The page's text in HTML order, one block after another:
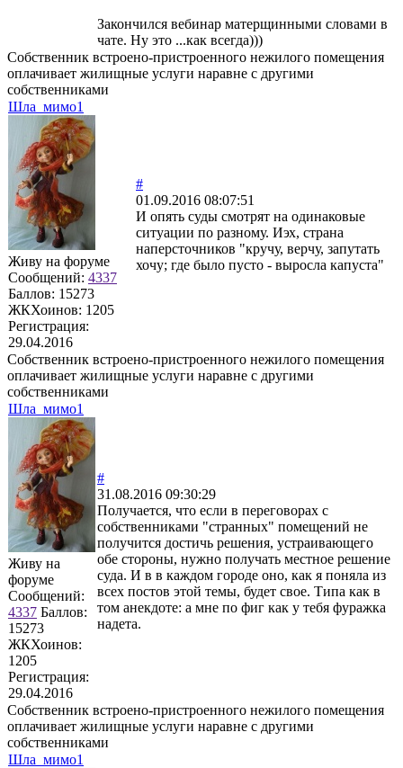
Закончился вебинар матерщинными словами в
чате. Ну это ...как всегда)))
Собственник встроено-пристроенного нежилого помещения
оплачивает жилищные услуги наравне с другими
собственниками
Шла_мимо1
Живу на форуме
Сообщений: 4337
Баллов: 15273
ЖКХоинов: 1205
Регистрация:
29.04.2016
#
01.09.2016 08:07:51
И опять суды смотрят на одинаковые
ситуации по разному. Иэх, страна
наперсточников "кручу, верчу, запутать
хочу; где было пусто - выросла капуста"
Собственник встроено-пристроенного нежилого помещения
оплачивает жилищные услуги наравне с другими
собственниками
Шла_мимо1
Живу на
форуме
Сообщений:
4337 Баллов:
15273
ЖКХоинов:
1205
Регистрация:
29.04.2016
#
31.08.2016 09:30:29
Получается, что если в переговорах с
собственниками "странных" помещений не
получится достичь решения, устраивающего
обе стороны, нужно получать местное решение
суда. И в в каждом городе оно, как я поняла из
всех постов этой темы, будет свое. Типа как в
том анекдоте: а мне по фиг как у тебя фуражка
надета.
Собственник встроено-пристроенного нежилого помещения
оплачивает жилищные услуги наравне с другими
собственниками
Шла_мимо1